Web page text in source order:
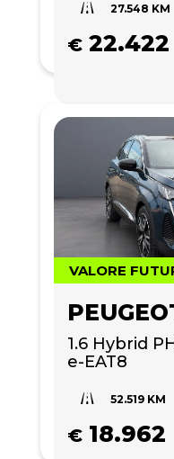
27.548 KM
€ 22.422
VALORE
1.6 Hybrid
e-EAT8
52.519 KM
€ 18.962